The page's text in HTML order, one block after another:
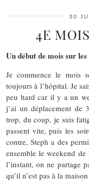
30
4E
Un début de mois sur
Je commence le mois
toujours à l’hôpital. Je
peu hard car il y a un
j’ai un déplacement de
trop, du coup, je suis
passent vite, puis les
contre, Steph a des
ensemble le weekend
l’instant, on ne partage
qu’il n’est pas à la